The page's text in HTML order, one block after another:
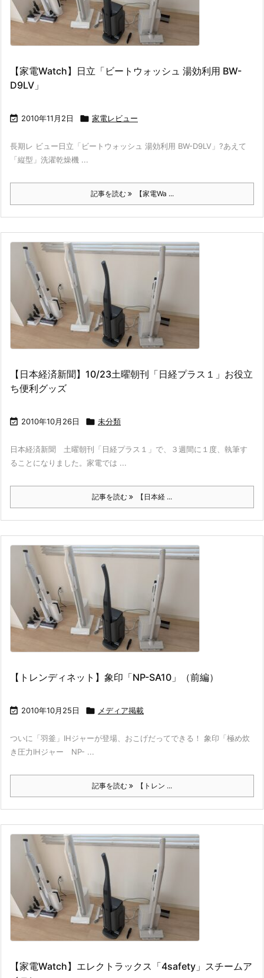
【家電Watch】日立「ビートウォッシュ 湯効利用 BW-
D9LV」
 2010年11月2日  家電レビュー
長期レ ビュー日立「ビートウォッシュ 湯効利用 BW-D9LV」?あえて
「縦型」洗濯乾燥機 ...
記事を読む 【家電Wa ...
【日本経済新聞】10/23土曜朝刊「日経プラス１」お役立
ち便利グッズ
 2010年10月26日  未分類
日本経済新聞 土曜朝刊「日経プラス１」で、３週間に１度、執筆す
ることになりました。家電では ...
記事を読む 【日本経 ...
【トレンディネット】象印「NP-SA10」（前編）
 2010年10月25日  メディア掲載
ついに「羽釜」IHジャーが登場、おこげだってできる！ 象印「極め炊
き圧力IHジャー NP- ...
記事を読む 【トレン ...
【家電Watch】エレクトラックス「4safety」スチームア